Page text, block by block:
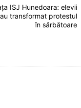
ISJ Hunedoara: elevii
transformat protestul
în sărbătoare